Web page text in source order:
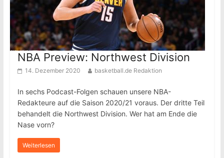
NBA Preview: Northwest Division
14. Dezember 2020 basketball.de Redaktion
In sechs Podcast-Folgen schauen unsere NBA-
Redakteure auf die Saison 2020/21 voraus. Der dritte Teil
behandelt die Northwest Division. Wer hat am Ende die
Nase vorn?
Weiterlesen